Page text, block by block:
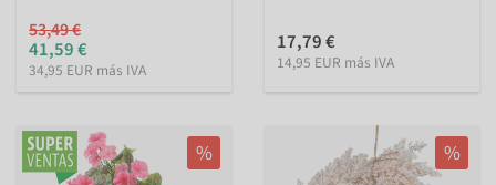
53,49 €
41,59 €
34,95 EUR más IVA
17,79 €
14,95 EUR más IVA
% %